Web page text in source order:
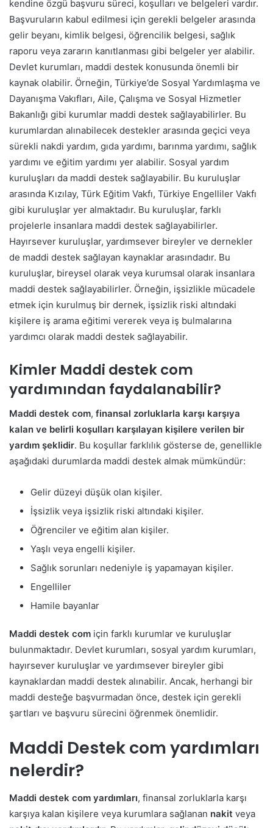
kendine özgü başvuru süreci, koşulları ve belgeleri vardır.
Başvuruların kabul edilmesi için gerekli belgeler arasında
gelir beyanı, kimlik belgesi, öğrencilik belgesi, sağlık
raporu veya zararın kanıtlanması gibi belgeler yer alabilir.
Devlet kurumları, maddi destek konusunda önemli bir
kaynak olabilir. Örneğin, Türkiye’de Sosyal Yardımlaşma ve
Dayanışma Vakıfları, Aile, Çalışma ve Sosyal Hizmetler
Bakanlığı gibi kurumlar maddi destek sağlayabilirler. Bu
kurumlardan alınabilecek destekler arasında geçici veya
sürekli nakdi yardım, gıda yardımı, barınma yardımı, sağlık
yardımı ve eğitim yardımı yer alabilir. Sosyal yardım
kuruluşları da maddi destek sağlayabilir. Bu kuruluşlar
arasında Kızılay, Türk Eğitim Vakfı, Türkiye Engelliler Vakfı
gibi kuruluşlar yer almaktadır. Bu kuruluşlar, farklı
projelerle insanlara maddi destek sağlayabilirler.
Hayırsever kuruluşlar, yardımsever bireyler ve dernekler
de maddi destek sağlayan kaynaklar arasındadır. Bu
kuruluşlar, bireysel olarak veya kurumsal olarak insanlara
maddi destek sağlayabilirler. Örneğin, işsizlikle mücadele
etmek için kurulmuş bir dernek, işsizlik riski altındaki
kişilere iş arama eğitimi vererek veya iş bulmalarına
yardımcı olarak maddi destek sağlayabilir.
Kimler Maddi destek com
yardımından faydalanabilir?
Maddi destek com, finansal zorluklarla karşı karşıya
kalan ve belirli koşulları karşılayan kişilere verilen bir
yardım şeklidir. Bu koşullar farklılık gösterse de, genellikle
aşağıdaki durumlarda maddi destek almak mümkündür:
Gelir düzeyi düşük olan kişiler.
İşsizlik veya işsizlik riski altındaki kişiler.
Öğrenciler ve eğitim alan kişiler.
Yaşlı veya engelli kişiler.
Sağlık sorunları nedeniyle iş yapamayan kişiler.
Engelliler
Hamile bayanlar
Maddi destek com için farklı kurumlar ve kuruluşlar
bulunmaktadır. Devlet kurumları, sosyal yardım kurumları,
hayırsever kuruluşlar ve yardımsever bireyler gibi
kaynaklardan maddi destek alınabilir. Ancak, herhangi bir
maddi desteğe başvurmadan önce, destek için gerekli
şartları ve başvuru sürecini öğrenmek önemlidir.
Maddi Destek com yardımları
nelerdir?
Maddi destek com yardımları, finansal zorluklarla karşı
karşıya kalan kişilere veya kurumlara sağlanan nakit veya